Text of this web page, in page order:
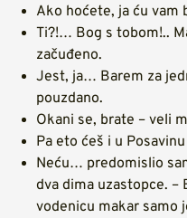
Ako hoćete, ja ću vam
Ti?!… Bog s tobom!..
začuđeno.
Jest, ja… Barem za
pouzdano.
Okani se, brate – veli
Pa eto ćeš i u
Neću… predomislio
dva dima uzastopce. –
vodenicu makar samo